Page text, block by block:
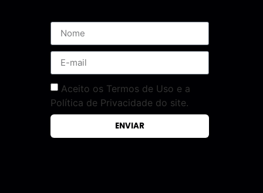
Aceito os Termos de Uso e a
Política de Privacidade do site.
ENVIAR